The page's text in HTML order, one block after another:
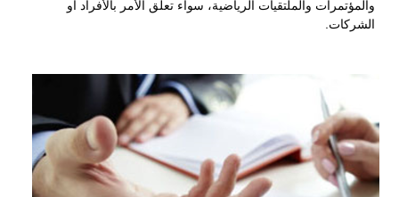
والمؤتمرات والملتقيات الرياضية، سواء تعلق الأمر بالأفراد أو
الشركات.